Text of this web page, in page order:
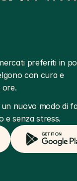
preferiti in
con cura e
ore.
un nuovo modo di
e senza stress.